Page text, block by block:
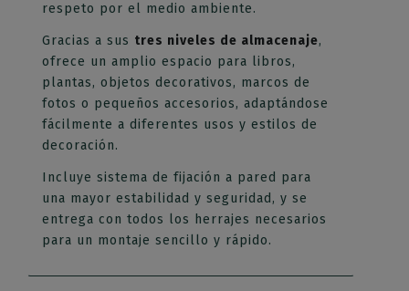
respeto por el medio ambiente.
Gracias a sus tres niveles de almacenaje,
ofrece un amplio espacio para libros,
plantas, objetos decorativos, marcos de
fotos o pequeños accesorios, adaptándose
fácilmente a diferentes usos y estilos de
decoración.
Incluye sistema de fijación a pared para
una mayor estabilidad y seguridad, y se
entrega con todos los herrajes necesarios
para un montaje sencillo y rápido.